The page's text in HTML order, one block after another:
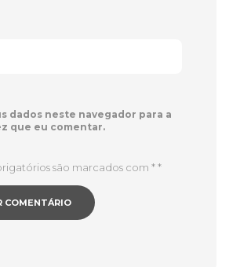
dados neste navegador para a
que eu comentar.
são marcados com **